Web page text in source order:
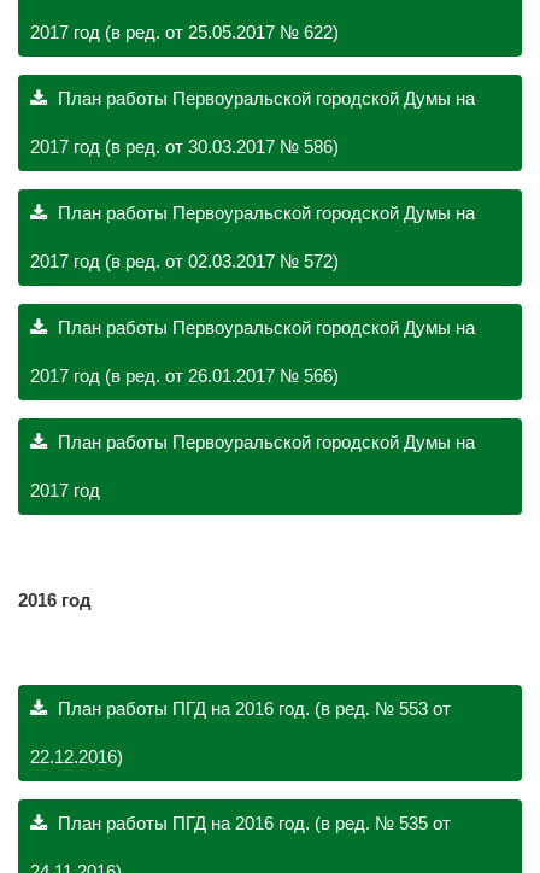
2017 год (в ред. от 25.05.2017 № 622)
План работы Первоуральской городской Думы на
2017 год (в ред. от 30.03.2017 № 586)
План работы Первоуральской городской Думы на
2017 год (в ред. от 02.03.2017 № 572)
План работы Первоуральской городской Думы на
2017 год (в ред. от 26.01.2017 № 566)
План работы Первоуральской городской Думы на
2017 год
2016 год
План работы ПГД на 2016 год. (в ред. № 553 от
22.12.2016)
План работы ПГД на 2016 год. (в ред. № 535 от